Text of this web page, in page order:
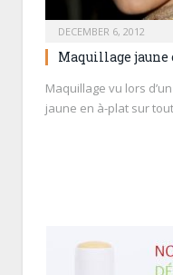
DECEMBER 6, 2012
Maquillage jaune
Maquillage vu lors
jaune en à-plat sur